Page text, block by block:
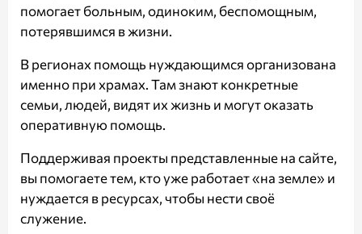
помогает больным, одиноким, беспомощным,
потерявшимся в жизни.
В регионах помощь нуждающимся организована
именно при храмах. Там знают конкретные
семьи, людей, видят их жизнь и могут оказать
оперативную помощь.
Поддерживая проекты представленные на сайте,
вы помогаете тем, кто уже работает «на земле» и
нуждается в ресурсах, чтобы нести своё
служение.